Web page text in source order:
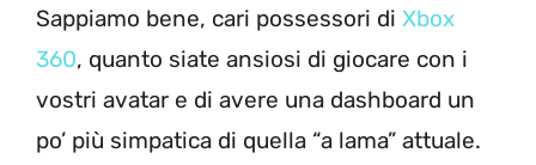
Sappiamo bene, cari possessori di Xbox
360, quanto siate ansiosi di giocare con i
vostri avatar e di avere una dashboard un
po’ più simpatica di quella “a lama” attuale.